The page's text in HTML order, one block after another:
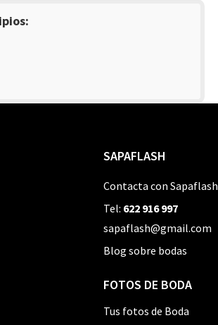
SAPAFLASH
Contacta con Sapaflash
Tel: 622 916 997
sapaflash@gmail.com
Blog sobre bodas
FOTOS DE BODA
Tus fotos de Boda